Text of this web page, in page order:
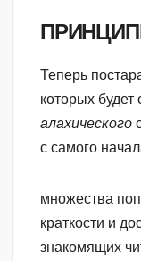
Теперь
которых
алахического
с самого
множества
краткости и
знакомящих